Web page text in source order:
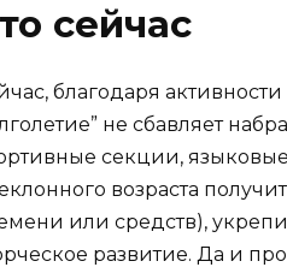
сейчас
благодаря
не сбавляет
секции,
возраста
или средств),
развитие. Да и